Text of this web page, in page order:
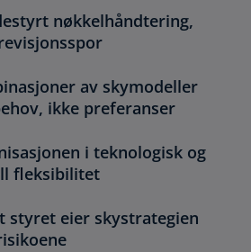
nøkkelhåndtering,
av skymodeller
ikke preferanser
i teknologisk og
fleksibilitet
styret eier skystrategien